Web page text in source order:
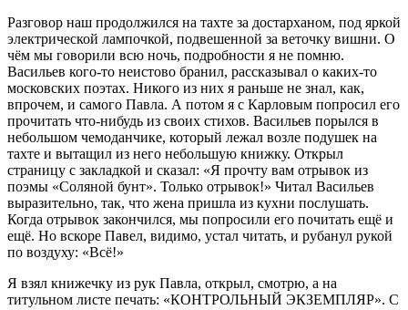
Разговор наш продолжился на тахте за достарханом, под яркой
электрической лампочкой, подвешенной за веточку вишни. О
чём мы говорили всю ночь, подробности я не помню.
Васильев кого-то неистово бранил, рассказывал о каких-то
московских поэтах. Никого из них я раньше не знал, как,
впрочем, и самого Павла. А потом я с Карловым попросил его
прочитать что-нибудь из своих стихов. Васильев порылся в
небольшом чемоданчике, который лежал возле подушек на
тахте и вытащил из него небольшую книжку. Открыл
страницу с закладкой и сказал: «Я прочту вам отрывок из
поэмы «Соляной бунт». Только отрывок!» Читал Васильев
выразительно, так, что жена пришла из кухни послушать.
Когда отрывок закончился, мы попросили его почитать ещё и
ещё. Но вскоре Павел, видимо, устал читать, и рубанул рукой
по воздуху: «Всё!»
Я взял книжечку из рук Павла, открыл, смотрю, а на
титульном листе печать: «КОНТРОЛЬНЫЙ ЭКЗЕМПЛЯР». С